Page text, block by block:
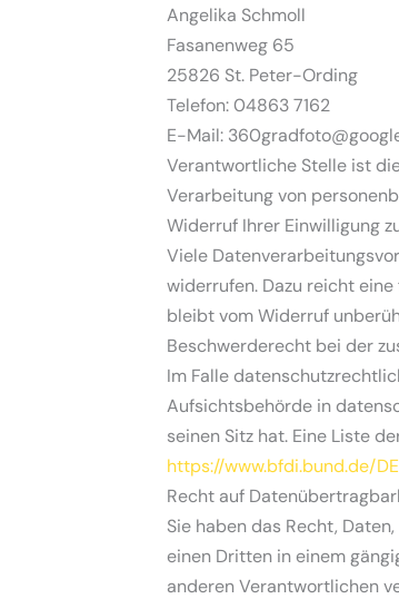
Angelika Schmoll
Fasanenweg 65
25826 St. Peter-Ording
Telefon: 04863 7162
E-Mail:
Verantwortliche Stelle ist
Verarbeitung von
Widerruf Ihrer Einwilligung
Viele
widerrufen. Dazu reicht
bleibt vom Widerruf
Beschwerderecht bei der
Im Falle
Aufsichtsbehörde in
seinen Sitz hat. Eine Liste
https://www.bfdi.bund.de/
Recht auf
Sie haben das Recht,
einen Dritten in einem
anderen Verantwortlichen